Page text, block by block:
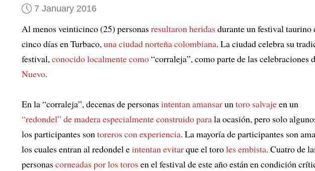
7 January 2016
Al menos veinticinco (25) personasresultaron heridasdurante un festival taurino
cinco días en Turbaco,una ciudad norteña colombiana. La ciudad celebra su
festival,conocido localmente como“corraleja”, como parte de las celebraciones
Nuevo.
En la “corraleja”, decenas de personasintentan amansaruntoro salvajeen un
“redondel” de maderaespecialmente construido parala ocasión, pero solo
los participantes sontoreros con experiencia. La mayoría de participantes son
los cuales entran al redondel eintentan evitarque el toroles embista. Cuatro de
personascorneadas por los torosen el festival de este año están en condición